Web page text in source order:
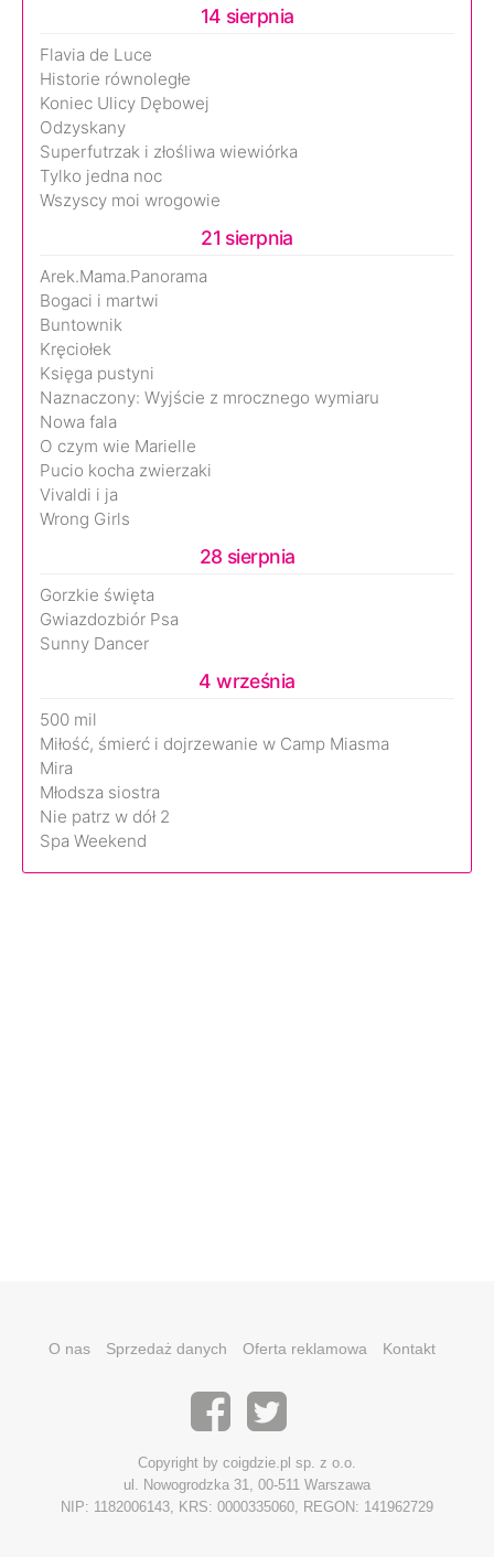
14 sierpnia
Flavia de Luce
Historie równoległe
Koniec Ulicy Dębowej
Odzyskany
Superfutrzak i złośliwa wiewiórka
Tylko jedna noc
Wszyscy moi wrogowie
21 sierpnia
Arek.Mama.Panorama
Bogaci i martwi
Buntownik
Kręciołek
Księga pustyni
Naznaczony: Wyjście z mrocznego wymiaru
Nowa fala
O czym wie Marielle
Pucio kocha zwierzaki
Vivaldi i ja
Wrong Girls
28 sierpnia
Gorzkie święta
Gwiazdozbiór Psa
Sunny Dancer
4 września
500 mil
Miłość, śmierć i dojrzewanie w Camp Miasma
Mira
Młodsza siostra
Nie patrz w dół 2
Spa Weekend
O nas Sprzedaż danych Oferta reklamowa Kontakt
Copyright by coigdzie.pl sp. z o.o.
ul. Nowogrodzka 31, 00-511 Warszawa
NIP: 1182006143, KRS: 0000335060, REGON: 141962729